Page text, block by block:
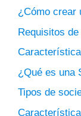
¿Cómo crear
Requisitos
¿Qué es una
Tipos de